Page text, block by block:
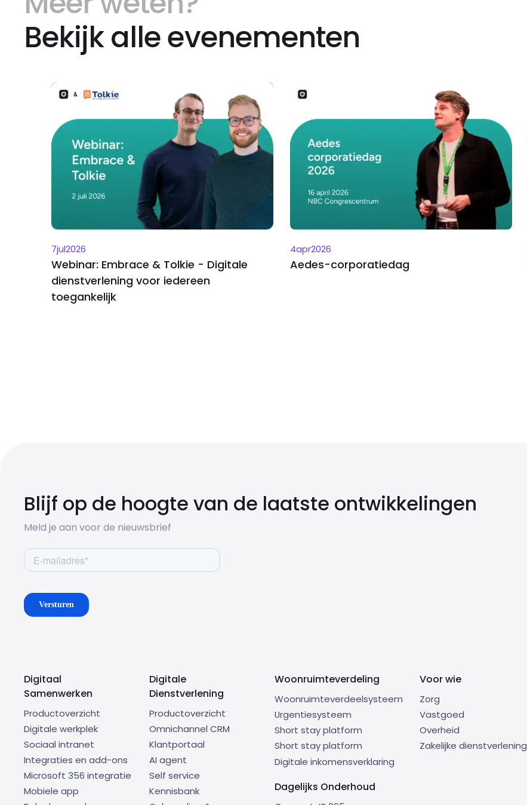
Bekijk alle evenementen
7jul2026
Webinar: Embrace & Tolkie - Digitale
dienstverlening voor iedereen
toegankelijk
4apr2026
Aedes-corporatiedag
Blijf op de hoogte van de laatste ontwikkelingen
Meld je aan voor de nieuwsbrief
Digitaal
Samenwerken
Productoverzicht
Digitale werkplek
Sociaal intranet
Integraties en add-ons
Microsoft 356 integratie
Mobiele app
Digitale
Dienstverlening
Productoverzicht
Omnichannel CRM
Klantportaal
AI agent
Self service
Kennisbank
Woonruimteverdeling
Woonruimteverdeelsysteem
Urgentiesysteem
Short stay platform
Short stay platform
Digitale inkomensverklaring
Dagelijks Onderhoud
Voor wie
Zorg
Vastgoed
Overheid
Zakelijke dienstverlening